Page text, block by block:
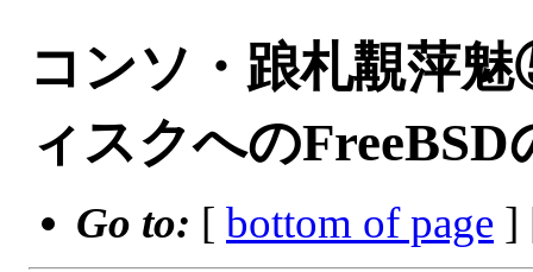
コンソ・踉札覯萍
ィスクへの
Go to: [ bottom of page ]